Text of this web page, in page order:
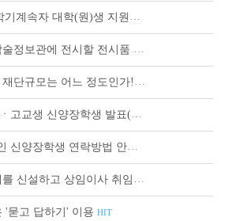
HIT
[알림]수혜중인 신양장학생 연락방법 안내
HIT
'묻고 답하기' 이용 HIT